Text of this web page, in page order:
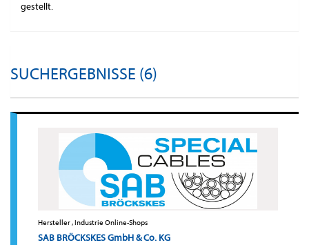
gestellt.
SUCHERGEBNISSE (6)
Hersteller , Industrie Online-Shops
SAB BRÖCKSKES GmbH & Co. KG